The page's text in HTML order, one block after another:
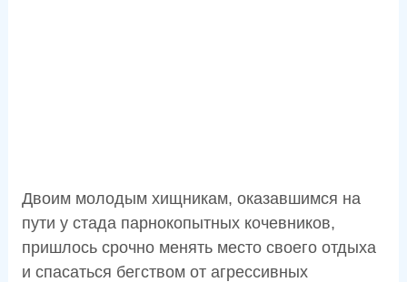
Двоим молодым хищникам, оказавшимся на
пути у стада парнокопытных кочевников,
пришлось срочно менять место своего отдыха
и спасаться бегством от агрессивных